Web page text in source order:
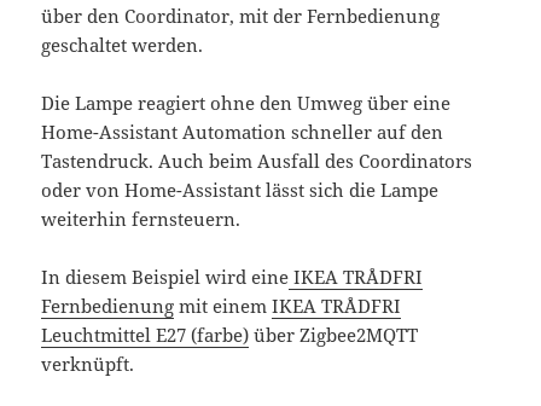
über den Coordinator, mit der Fernbedienung
geschaltet werden.
Die Lampe reagiert ohne den Umweg über eine
Home-Assistant Automation schneller auf den
Tastendruck. Auch beim Ausfall des Coordinators
oder von Home-Assistant lässt sich die Lampe
weiterhin fernsteuern.
In diesem Beispiel wird eine IKEA TRÅDFRI
Fernbedienung mit einemIKEA TRÅDFRI
Leuchtmittel E27 (farbe) über Zigbee2MQTT
verknüpft.